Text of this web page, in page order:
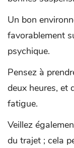
Un bon
favorablement
psychique.
Pensez à
deux heures, et
fatigue.
Veillez
du trajet ; cela